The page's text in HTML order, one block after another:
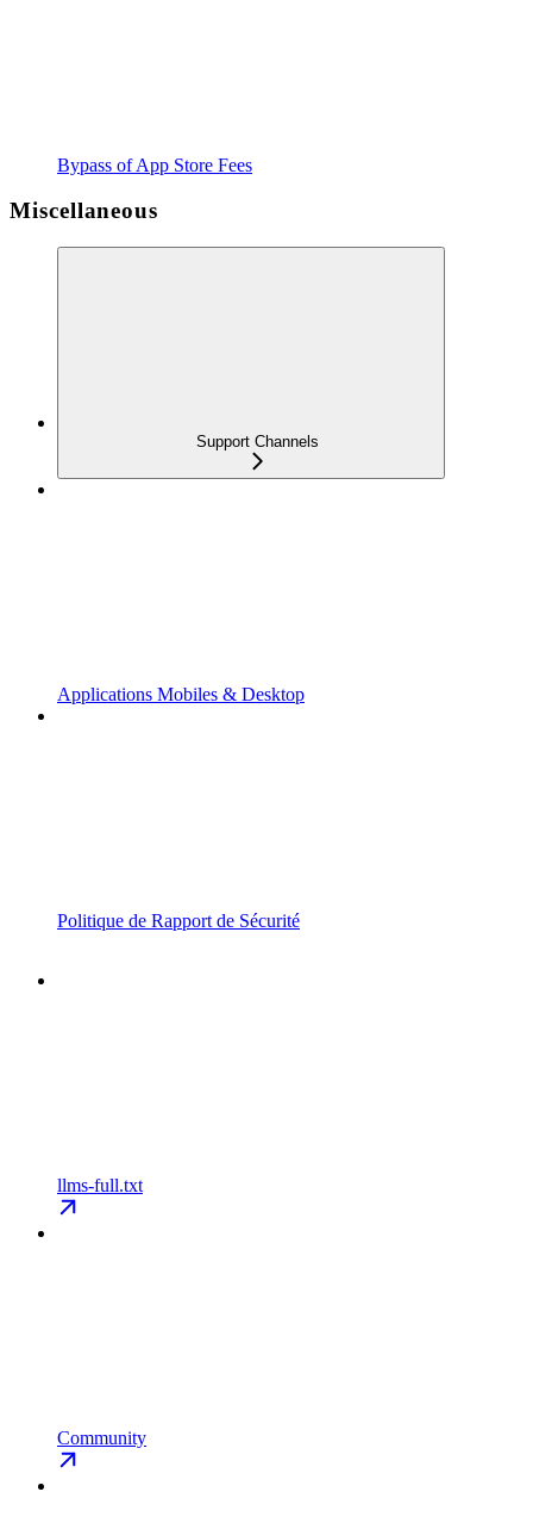
Bypass of App Store Fees
Miscellaneous
Support Channels
Applications Mobiles & Desktop
Politique de Rapport de Sécurité
llms-full.txt
Community